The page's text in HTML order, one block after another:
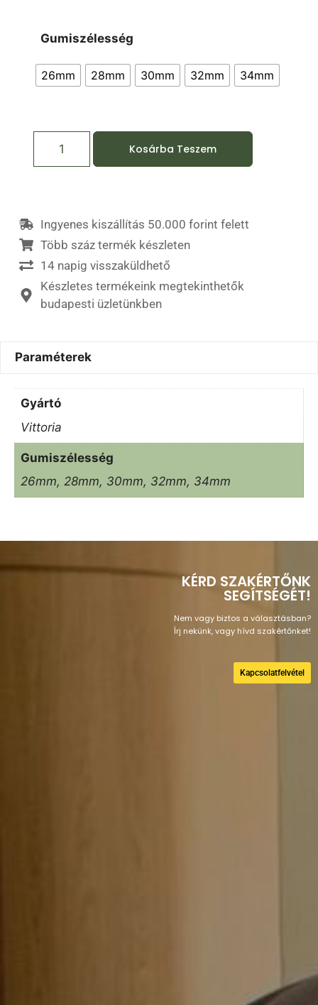
Gumiszélesség
26mm 28mm 30mm 32mm 34mm
Kosárba Teszem
Ingyenes kiszállítás 50.000 forint felett
Több száz termék készleten
14 napig visszaküldhető
Készletes termékeink megtekinthetők
budapesti üzletünkben
Paraméterek
Gyártó
Vittoria
Gumiszélesség
26mm, 28mm, 30mm, 32mm, 34mm
KÉRD SZAKÉRTŐNK
SEGÍTSÉGÉT!
Nem vagy biztos a választásban?
Írj nekünk, vagy hívd szakértőnket!
Kapcsolatfelvétel